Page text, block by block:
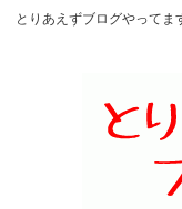
とりあえずブログやってま